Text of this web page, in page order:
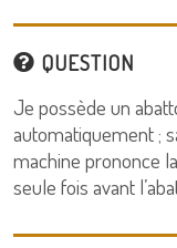
QUESTION
Je possède un
automatiquement ;
machine prononce
seule fois avant